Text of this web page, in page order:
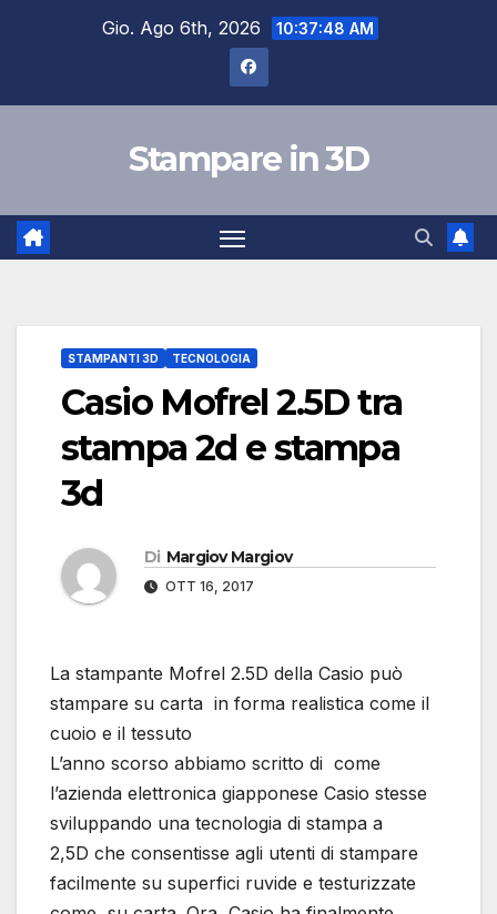
Gio. Ago 6th, 2026 10:37:49 AM
Stampare in 3D
STAMPANTI 3D TECNOLOGIA
Casio Mofrel 2.5D tra
stampa 2d e stampa
3d
Di Margiov Margiov
OTT 16, 2017
La stampante Mofrel 2.5D della Casio può
stampare su carta in forma realistica come il
cuoio e il tessuto
L’anno scorso abbiamo scritto di come
l’azienda elettronica giapponese Casio stesse
sviluppando una tecnologia di stampa a
2,5D che consentisse agli utenti di stampare
facilmente su superfici ruvide e testurizzate